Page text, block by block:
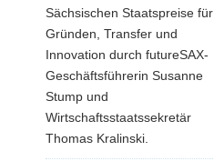
Sächsischen Staatspreise für
Gründen, Transfer und
Innovation durch futureSAX-
Geschäftsführerin Susanne
Stump und
Wirtschaftsstaatssekretär
Thomas Kralinski.